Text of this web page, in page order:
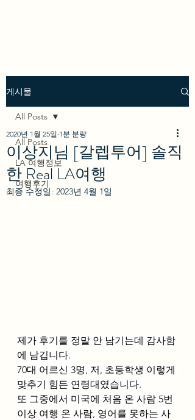
게시물
All Posts
LA 여행정보
여행후기
All Posts
이상지님 [갈렙투어] 솔직
한 Real LA여행
2020년 1월 25일 1분 분량
최종 수정일: 2023년 4월 1일
제가 후기를 정말 안 남기는데 감사함
에 남깁니다.
70대 어르신 3명, 저, 초등학생 이렇게
맞추기 힘든 연령대였습니다.
또 그중에서 미국에 처음 온 사람 5번
이상 여행 온 사람, 영어를 못하는 사